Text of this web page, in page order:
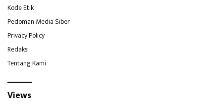
Kode Etik
Pedoman Media Siber
Privacy Policy
Redaksi
Tentang Kami
Views